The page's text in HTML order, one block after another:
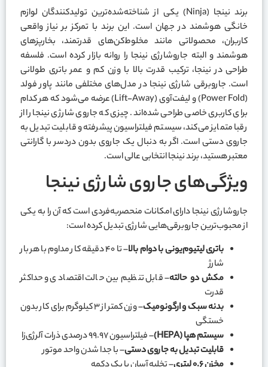
برند نینجا (Ninja) یکی از شناخته‌شده‌ترین تولیدکنندگان لوازم
خانگی هوشمند در جهان است. این برند با تمرکز بر نیاز واقعی
کاربران، محصولاتی مانند مخلوط‌کن‌های قدرتمند، بخارپزهای
هوشمند و البته جاروشارژی نینجا را روانه بازار کرده است. فلسفه
طراحی در نینجا، ترکیب قدرت بالا با وزن کم و عمر باتری طولانی
است. جاروبرقی شارژی نینجا در مدل‌های مختلفی مانند پاور فولد
(Power Fold) و لیفت‌آوی (Lift-Away) عرضه می‌شود که هر کدام
برای کاربری خاصی طراحی شده‌اند. چیزی که جاروی شارژی نینجا را از
رقبا متمایز می‌کند، سیستم فیلتراسیون پیشرفته و قابلیت تبدیل به
جاروی دستی است. اگر به دنبال یک جاروی بدون دردسر با گارانتی
معتبر هستید، برند نینجا انتخابی عالی است.
ویژگی‌های جاروی شارژی نینجا
جاروشارژی نینجا دارای امکانات منحصر‌به‌فردی است که آن را به یکی
از محبوب‌ترین جاروبرقی‌هایی شارژی تبدیل کرده است:
باتری لیتیوم‌یونی با دوام بالا
– تا ۴۰ دقیقه کار مداوم با هر بار
شارژ
مکش دو حالته– قابل تنظیم بین حالت اقتصادی و حداکثر
قدرت
بدنه سبک و ارگونومیک
– وزن کمتر از ۳ کیلوگرم برای کار بدون
خستگی
سیستم هپا(HEPA)
– فیلتراسیون ۹۹.۹۷ درصدی ذرات آلرژی‌زا
قابلیت تبدیل به جاروی دستی– با جدا شدن واحد موتور